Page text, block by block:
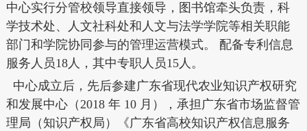
中心实行分管校领导直接领导，图书馆牵头负责，科
学技术处、人文社科处和人文与法学学院等相关职能
部门和学院协同参与的管理运营模式。 配备专利信息
服务人员18人，其中专职人员15人。
中心成立后，先后参建广东省现代农业知识产权研究
和发展中心（2018 年 10 月），承担广东省市场监督管
理局（知识产权局）《广东省高校知识产权信息服务